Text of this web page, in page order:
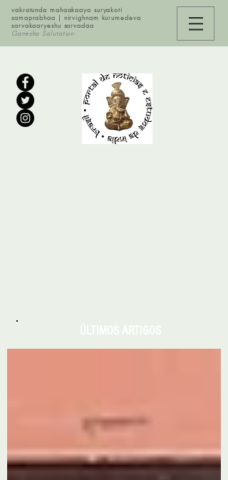
vakratunda mahaakaaya suryakoti
samaprabhaa | nirvighnam kurumedeva
sarvakaaryeshu sarvadaa
Ganesha Salutation